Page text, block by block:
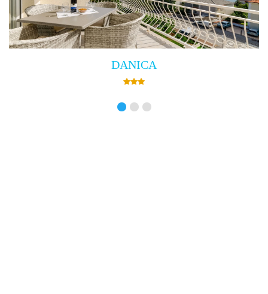
Villa Empress